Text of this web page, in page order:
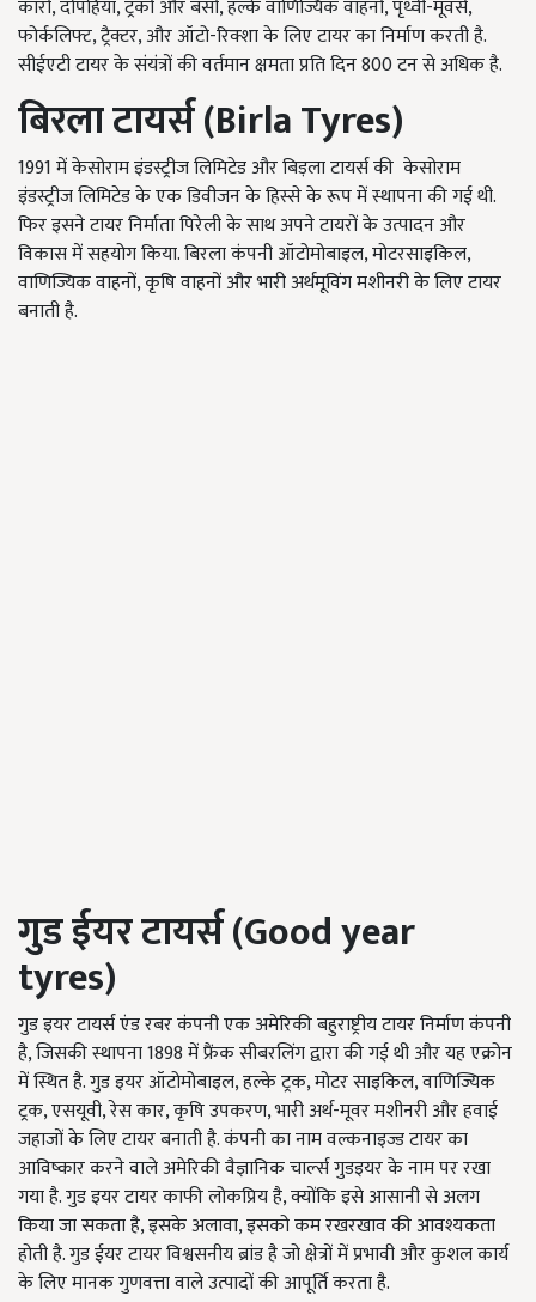
कारों, दोपहिया, ट्रकों और बसों, हल्के वाणिज्यिक वाहनों, पृथ्वी-मूवर्स,
फोर्कलिफ्ट, ट्रैक्टर, और ऑटो-रिक्शा के लिए टायर का निर्माण करती है.
सीईएटी टायर के संयंत्रों की वर्तमान क्षमता प्रति दिन 800 टन से अधिक है.
बिरला टायर्स (Birla Tyres)
1991 में केसोराम इंडस्ट्रीज लिमिटेड और बिड़ला टायर्स की केसोराम
इंडस्ट्रीज लिमिटेड के एक डिवीजन के हिस्से के रूप में स्थापना की गई थी.
फिर इसने टायर निर्माता पिरेली के साथ अपने टायरों के उत्पादन और
विकास में सहयोग किया. बिरला कंपनी ऑटोमोबाइल, मोटरसाइकिल,
वाणिज्यिक वाहनों, कृषि वाहनों और भारी अर्थमूविंग मशीनरी के लिए टायर
बनाती है.
गुड ईयर टायर्स (Good year
tyres)
गुड इयर टायर्स एंड रबर कंपनी एक अमेरिकी बहुराष्ट्रीय टायर निर्माण कंपनी
है, जिसकी स्थापना 1898 में फ्रैंक सीबरलिंग द्वारा की गई थी और यह एक्रोन
में स्थित है. गुड इयर ऑटोमोबाइल, हल्के ट्रक, मोटर साइकिल, वाणिज्यिक
ट्रक, एसयूवी, रेस कार, कृषि उपकरण, भारी अर्थ-मूवर मशीनरी और हवाई
जहाजों के लिए टायर बनाती है. कंपनी का नाम वल्कनाइज्ड टायर का
आविष्कार करने वाले अमेरिकी वैज्ञानिक चार्ल्स गुडइयर के नाम पर रखा
गया है. गुड इयर टायर काफी लोकप्रिय है, क्योंकि इसे आसानी से अलग
किया जा सकता है, इसके अलावा, इसको कम रखरखाव की आवश्यकता
होती है. गुड ईयर टायर विश्वसनीय ब्रांड है जो क्षेत्रों में प्रभावी और कुशल कार्य
के लिए मानक गुणवत्ता वाले उत्पादों की आपूर्ति करता है.